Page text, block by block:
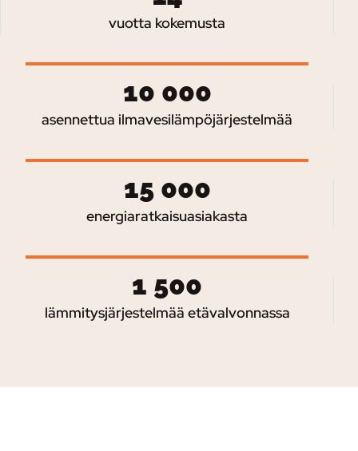
vuotta kokemusta
10 000
asennettua ilmavesilämpöjärjestelmää
15 000
energiaratkaisuasiakasta
1 500
lämmitysjärjestelmää etävalvonnassa